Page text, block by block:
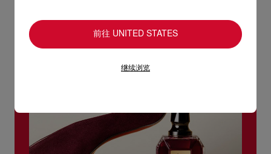
前往 UNITED STATES
继续浏览